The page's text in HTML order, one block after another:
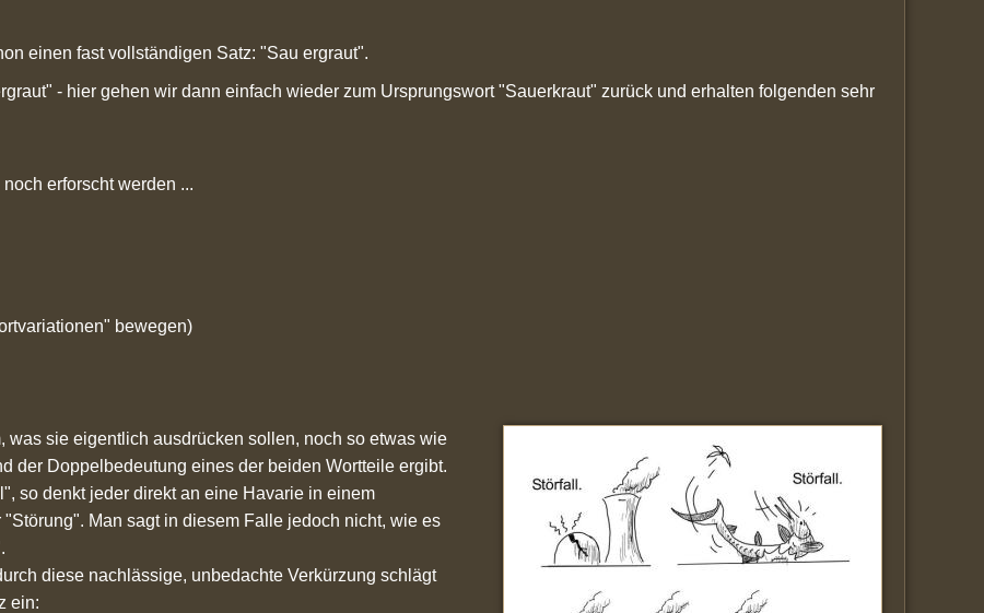
einen fast vollständigen Satz: "Sau ergraut".
- hier gehen wir dann einfach wieder zum Ursprungswort "Sauerkraut" zurück und erhalten folgenden sehr
erforscht werden ...
bewegen)
was sie eigentlich ausdrücken sollen, noch so etwas wie
der Doppelbedeutung eines der beiden Wortteile ergibt.
so denkt jeder direkt an eine Havarie in einem
Man sagt in diesem Falle jedoch nicht, wie es
diese nachlässige, unbedachte Verkürzung schlägt
ein: